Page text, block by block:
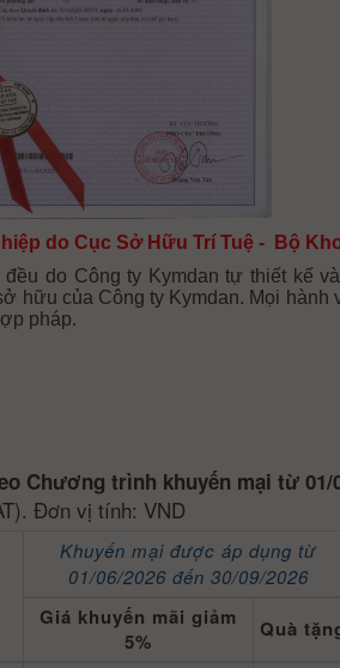
do Cục Sở Hữu Trí Tuệ - Bộ
do Công ty Kymdan tự thiết kế
hữu của Công ty Kymdan. Mọi
pháp.
Chương trình khuyến mại từ 01/
Đơn vị tính: VND
Khuyến mại được áp dụng từ
01/06/2026 đến 30/09/2026
Giá khuyến mãi giảm
5%
Quà